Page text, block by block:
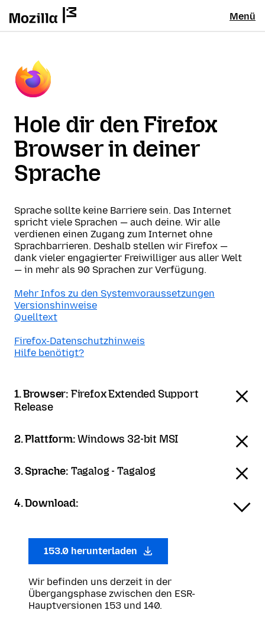
Menü
Hole dir den Firefox
Browser in deiner
Sprache
Sprache sollte keine Barriere sein. Das Internet
spricht viele Sprachen — auch deine. Wir alle
verdienen einen Zugang zum Internet ohne
Sprachbarrieren. Deshalb stellen wir Firefox —
dank vieler engagierter Freiwilliger aus aller Welt
— in mehr als 90 Sprachen zur Verfügung.
Mehr Infos zu den Systemvoraussetzungen
Versionshinweise
Quelltext
Firefox-Datenschutzhinweis
Hilfe benötigt?
1. Browser: Firefox Extended Support
Release
2. Plattform:Windows 32-bit MSI
3. Sprache: Tagalog - Tagalog
4. Download:
153.0 herunterladen
Wir befinden uns derzeit in der
Übergangsphase zwischen den ESR-
Hauptversionen 153 und 140.